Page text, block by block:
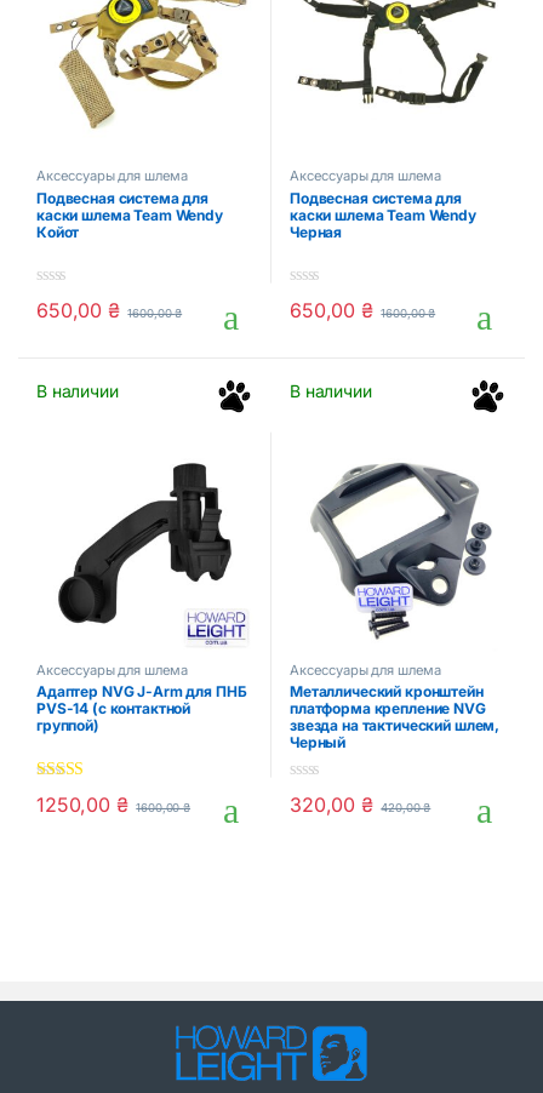
Аксессуары для шлема
Подвесная система для
каски шлема Team Wendy
Койот
0
o
f
5
650,00₴ 1600,00₴
Аксессуары для шлема
Подвесная система для
каски шлема Team Wendy
Черная
0
o
f
5
650,00₴ 1600,00₴
В наличии
Аксессуары для шлема
Адаптер NVG J-Arm для ПНБ
PVS-14 (с контактной
группой)
5.00out of 5
1250,00 ₴ 1600,00₴
В наличии
Аксессуары для шлема
Металлический кронштейн
платформа крепление NVG
звезда на тактический шлем,
Черный
0
o
320,00₴ 420,00₴